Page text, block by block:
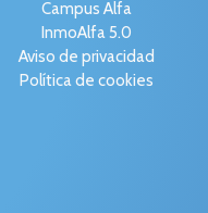
Campus Alfa
InmoAlfa 5.0
Aviso de privacidad
Política de cookies